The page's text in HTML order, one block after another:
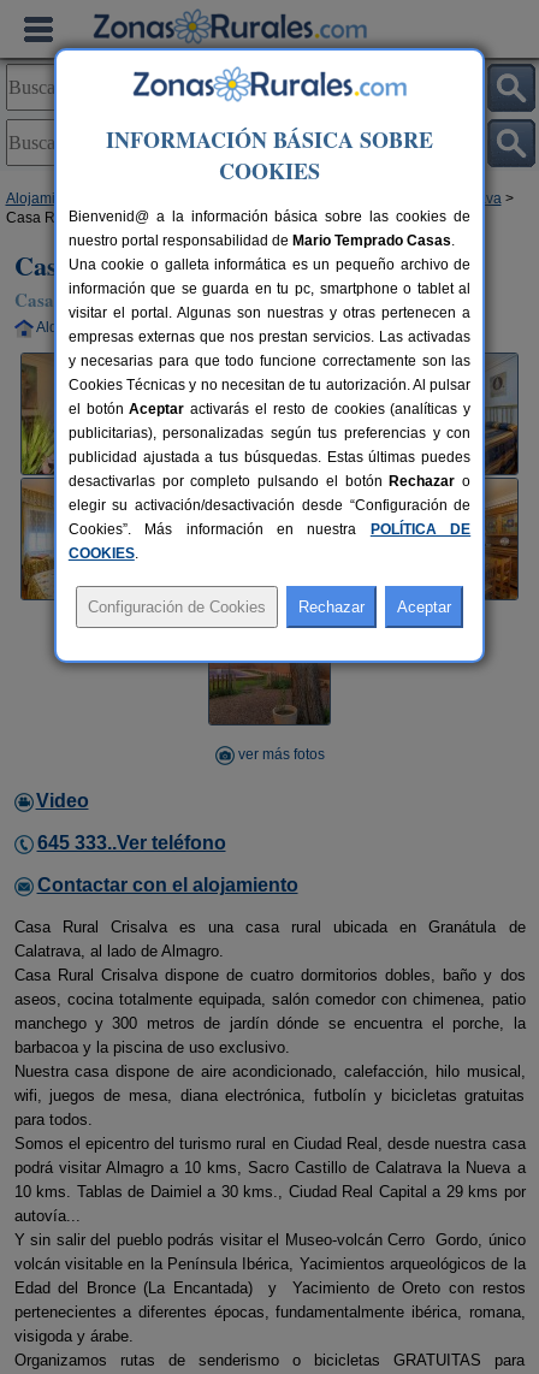
Alojamientos Granatula de Calatrava>
Casa Rural Crisalva
Casa Rural Crisalva
Casa Rural en Granatula de Calatrava (Ciudad Real)
Alquiler completo 29 km de Ciudad Real
ver más fotos
Video
645 333..Ver teléfono
Contactar con el alojamiento
Casa Rural Crisalva es una casa rural ubicada en Granátula de
Calatrava, al lado de Almagro.
Casa Rural Crisalva dispone de cuatro dormitorios dobles, baño y dos
aseos, cocina totalmente equipada, salón comedor con chimenea, patio
manchego y 300 metros de jardín dónde se encuentra el porche, la
barbacoa y la piscina de uso exclusivo.
Nuestra casa dispone de aire acondicionado, calefacción, hilo musical,
wifi, juegos de mesa, diana electrónica, futbolín y bicicletas gratuitas
para todos.
Somos el epicentro del turismo rural en Ciudad Real, desde nuestra casa
podrá visitar Almagro a 10 kms, Sacro Castillo de Calatrava la Nueva a
10 kms. Tablas de Daimiel a 30 kms., Ciudad Real Capital a 29 kms por
autovía...
Y sin salir del pueblo podrás visitar el Museo-volcán Cerro Gordo, único
volcán visitable en la Península Ibérica, Yacimientos arqueológicos de la
Edad del Bronce (La Encantada) y Yacimiento de Oreto con restos
pertenecientes a diferentes épocas, fundamentalmente ibérica, romana,
visigoda y árabe.
Organizamos rutas de senderismo o bicicletas GRATUITAS para
INFORMACIÓN BÁSICA SOBRE
COOKIES
Bienvenid@ a la información básica sobre las cookies de
nuestro portal responsabilidad de Mario Temprado Casas.
Una cookie o galleta informática es un pequeño archivo de
información que se guarda en tu pc, smartphone o tablet al
visitar el portal. Algunas son nuestras y otras pertenecen a
empresas externas que nos prestan servicios. Las activadas
y necesarias para que todo funcione correctamente son las
Cookies Técnicas y no necesitan de tu autorización. Al pulsar
el botónAceptar activarás el resto de cookies (analíticas y
publicitarias), personalizadas según tus preferencias y con
publicidad ajustada a tus búsquedas. Estas últimas puedes
desactivarlas por completo pulsando el botón Rechazar o
elegir su activación/desactivación desde “Configuración de
Cookies”. Más información en nuestra
POLÍTICA DE
COOKIES.